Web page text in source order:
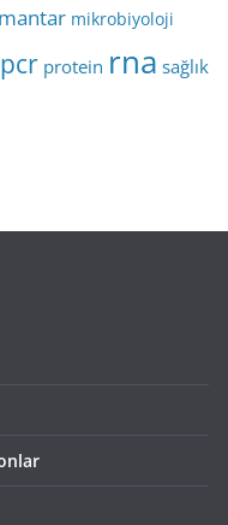
mantar mikrobiyoloji
pcr protein rna sağlık